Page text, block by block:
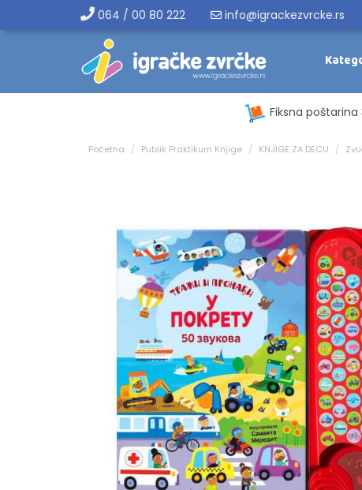
064 / 00 80 222 info@igrackezvrcke.rs
Fiksna poštarina
Početna Publik Praktikum Knjige KNJIGE ZA DECU